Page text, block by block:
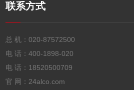
联系方式
总 机：020-87572500
电 话：400-1898-020
电 话： 18520500709
官 网：24alco.com